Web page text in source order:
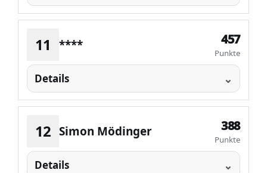
11 **** 457
Punkte
Details
12 Simon Mödinger 388
Punkte
Details